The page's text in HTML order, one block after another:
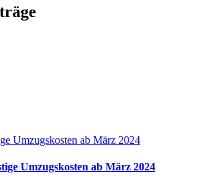
Umzugskosten ab März 2024
Umzugskosten ab März 2024